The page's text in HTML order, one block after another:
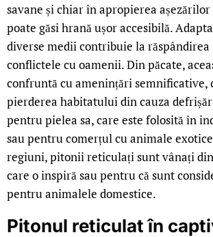
savane și chiar în apropierea
poate găsi hrană ușor accesibilă.
diverse medii contribuie la răspândirea
conflictele cu oamenii. Din păcate,
confruntă cu amenințări semnificative,
pierderea habitatului din cauza
pentru pielea sa, care este folosită în
sau pentru comerțul cu animale
regiuni, pitonii reticulați sunt vânați
care o inspiră sau pentru că sunt
pentru animalele domestice.
Pitonul reticulat în